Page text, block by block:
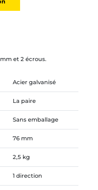
et 2 écrous.
Acier galvanisé
La paire
Sans emballage
76 mm
2,5 kg
1 direction